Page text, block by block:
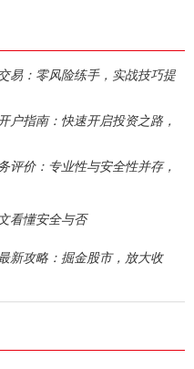
易：零风险练手，实战技巧提
户指南：快速开启投资之路，
评价：专业性与安全性并存，
看懂安全与否
新攻略：掘金股市，放大收